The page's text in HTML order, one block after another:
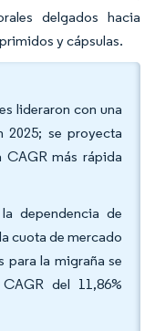
delgados hacia
y cápsulas.
lideraron con una
2025; se proyecta
CAGR más rápida
dependencia de
cuota de mercado
para la migraña se
del 11,86%